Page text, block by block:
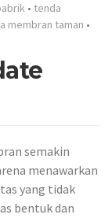
• tenda
membran taman •
semakin
menawarkan
yang tidak
bentuk dan